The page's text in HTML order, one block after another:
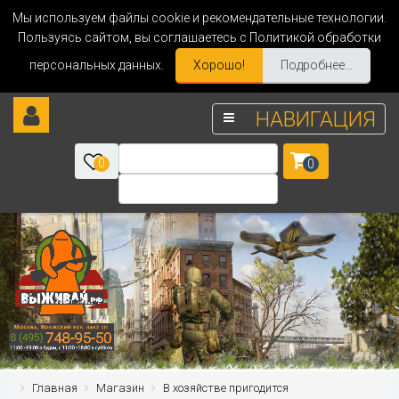
Мы используем файлы cookie и рекомендательные технологии.
Пользуясь сайтом, вы соглашаетесь с Политикой обработки
персональных данных.
Хорошо! Подробнее...
НАВИГАЦИЯ
0 0
Главная Магазин В хозяйстве пригодится